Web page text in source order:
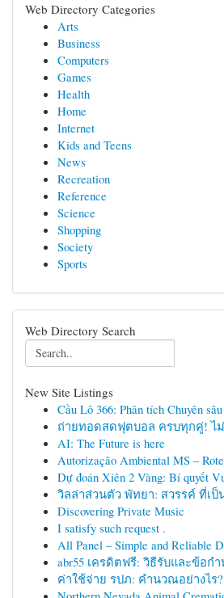
Web Directory Categories
Arts
Business
Computers
Games
Health
Home
Internet
Kids and Teens
News
Recreation
Reference
Science
Shopping
Society
Sports
Web Directory Search
New Site Listings
Cầu Lô 366: Phân tích Chuyên
ถ่ายทอดสดฟุตบอล ครบทุกคู่! ไ
AI: The Future is here
Autorização Ambiental MS –
Dự đoán Xiên 2 Vàng: Bí quyết
วิลล่าส่วนตัว พัทยา: สวรรค์ ที่เป็
Discovering Private Music
I satisfy such request .
All Panel – Simple and Reliable
abr55 เครดิตฟรี: วิธีรับและข้อก
ค่าใช้จ่าย รปภ: คำนวณอย่างไ